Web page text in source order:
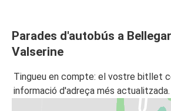
Parades d'autobús a
Valserine
Tingueu en compte: el vostre bitllet
informació d'adreça més actualitzada.